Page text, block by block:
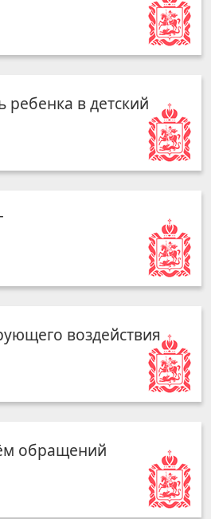
ребенка в детский
воздействия
обращений